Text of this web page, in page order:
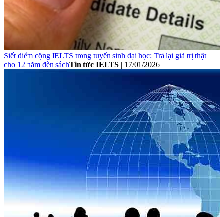
Siết điểm cộng IELTS trong tuyển sinh đại học: Trả lại giá trị thật
cho 12 năm đèn sáchTin tức IELTS | 17/01/2026